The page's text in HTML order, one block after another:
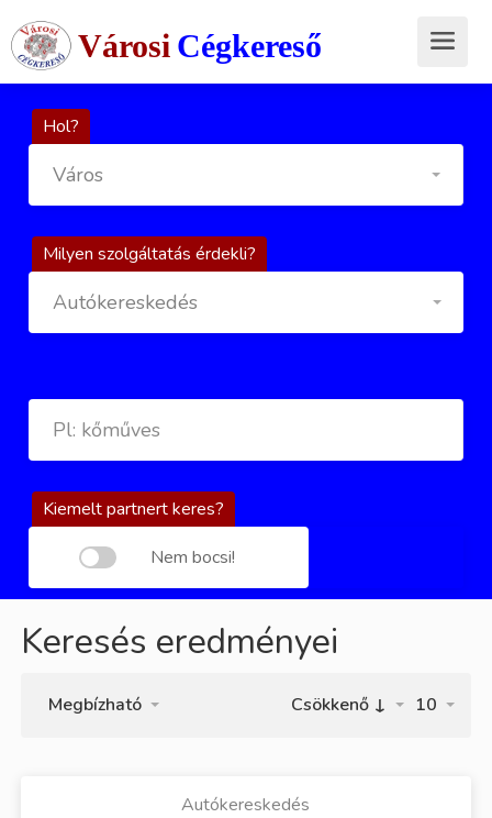
Városi Cégkereső
Hol?
Város
Milyen szolgáltatás érdekli?
Autókereskedés
Kiemelt partnert keres?
Nem bocsi!
Keresés eredményei
10
Megbízható Csökkenő ↓
Autókereskedés